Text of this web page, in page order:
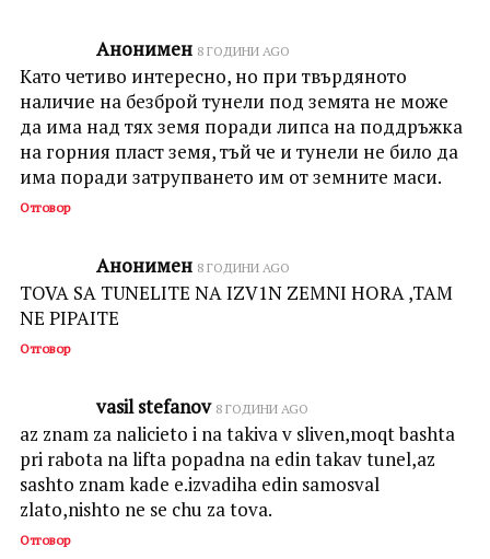
Анонимен 8 ГОДИНИ AGO
Като четиво интересно, но при твърдяното
наличие на безброй тунели под земята не може
да има над тях земя поради липса на поддръжка
на горния пласт земя, тъй че и тунели не било да
има поради затрупването им от земните маси.
Отговор
Анонимен 8 ГОДИНИ AGO
TOVA SA TUNELITE NA IZV1N ZEMNI HORA ,TAM
NE PIPAITE
Отговор
vasil stefanov 8 ГОДИНИ AGO
az znam za nalicieto i na takiva v sliven,moqt bashta
pri rabota na lifta popadna na edin takav tunel,az
sashto znam kade e.izvadiha edin samosval
zlato,nishto ne se chu za tova.
Отговор